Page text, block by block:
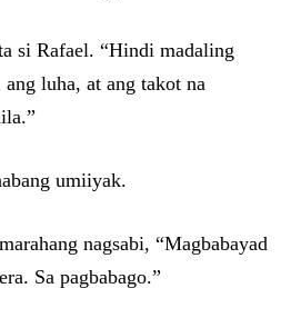
si Rafael. “Hindi madaling
luha, at ang takot na
umiiyak.
nagsabi, “Magbabayad
Sa pagbabago.”